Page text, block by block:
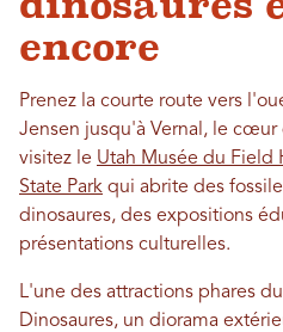
encore
Prenez la courte route vers
Jensen jusqu'à Vernal, le cœur
visitez le Utah Musée du Field
State Park qui abrite des
dinosaures, des expositions
présentations culturelles.
L'une des attractions phares
Dinosaures, un diorama